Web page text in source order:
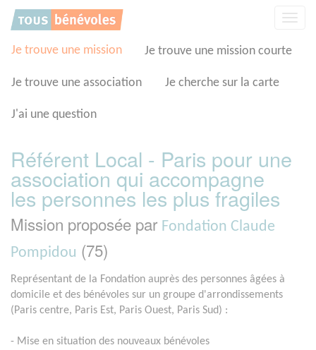
Je trouve une mission Je trouve une mission courte
Je trouve une association Je cherche sur la carte
J'ai une question
Référent Local - Paris pour une
association qui accompagne
les personnes les plus fragiles
Mission proposée par Fondation Claude
Pompidou (75)
Représentant de la Fondation auprès des personnes âgées à
domicile et des bénévoles sur un groupe d'arrondissements
(Paris centre, Paris Est, Paris Ouest, Paris Sud) :
- Mise en situation des nouveaux bénévoles
Panneau de gestion des cookies